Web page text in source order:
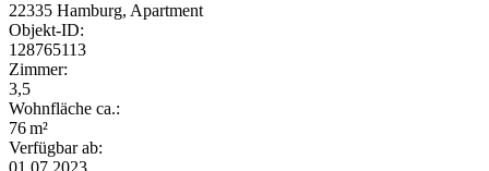
22335 Hamburg, Apartment
Objekt-ID:
128765113
Zimmer:
3,5
Wohnfläche ca.:
76 m²
Verfügbar ab: